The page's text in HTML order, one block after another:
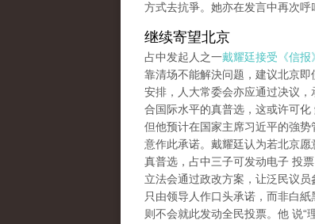
方式去抗爭。她亦在发言中再次呼
继续寄望北京
占中发起人之一戴耀廷接受《信报
靠清场不能解決问题，建议北京
安排，人大常委会亦应通过决议
合国际水平的真普选，这或许可化
但他预计在国家主席习近平的強
意作此承诺。戴耀廷认为若北京
真普选，占中三子可发动电子 投
立法会通过政改方案，让泛民议
只由领导人作口头承诺，而非白
则不会就此发动全民投票。他 说“